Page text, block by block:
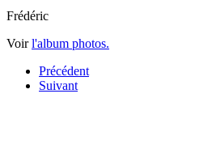
Frédéric
Voirl'album photos.
Précédent
Suivant